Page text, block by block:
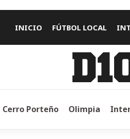
INICIO FÚTBOL LOCAL
Cerro Porteño Olimpia